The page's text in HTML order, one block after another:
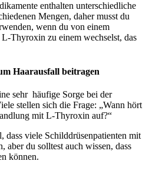
enthalten unterschiedliche
Mengen, daher musst du
wenn du von einem
Thyroxin zu einem wechselst, das
Haarausfall beitragen
sehr häufige Sorge bei der
stellen sich die Frage: „Wann hört
mit L-Thyroxin auf?“
dass viele Schilddrüsenpatienten mit
aber du solltest auch wissen, dass
können.